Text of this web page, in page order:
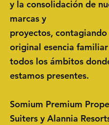
y la consolidación de
marcas y
proyectos, contagiando
original esencia familiar
todos los ámbitos
estamos presentes.
Somium Premium
Suiters y Alannia